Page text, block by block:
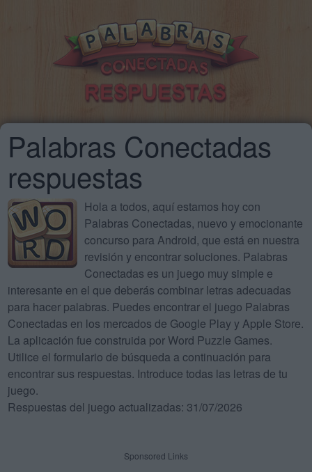
Palabras Conectadas
respuestas
Hola a todos, aquí estamos hoy con
Palabras Conectadas, nuevo y emocionante
concurso para Android, que está en nuestra
revisión y encontrar soluciones. Palabras
Conectadas es un juego muy simple e
interesante en el que deberás combinar letras adecuadas
para hacer palabras. Puedes encontrar el juego Palabras
Conectadas en los mercados de Google Play y Apple Store.
La aplicación fue construida por Word Puzzle Games.
Utilice el formulario de búsqueda a continuación para
encontrar sus respuestas. Introduce todas las letras de tu
juego.
Respuestas del juego actualizadas: 31/07/2026
Sponsored Links